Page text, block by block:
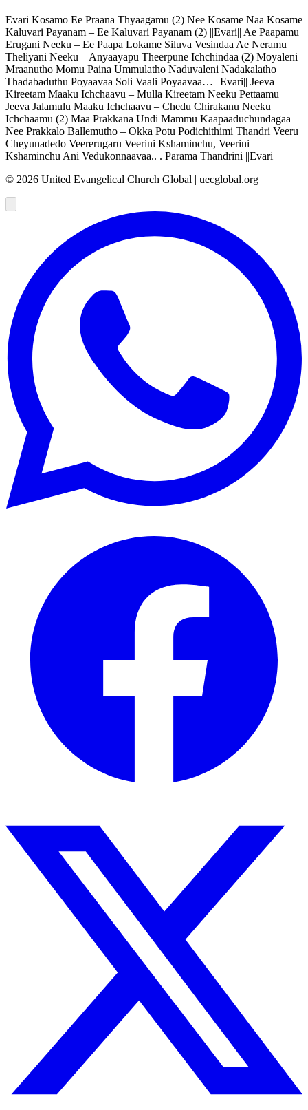
Evari Kosamo Ee Praana Thyaagamu (2) Nee Kosame Naa Kosame
Kaluvari Payanam – Ee Kaluvari Payanam (2) ||Evari|| Ae Paapamu
Erugani Neeku – Ee Paapa Lokame Siluva Vesindaa Ae Neramu
Theliyani Neeku – Anyaayapu Theerpune Ichchindaa (2) Moyaleni
Mraanutho Momu Paina Ummulatho Naduvaleni Nadakalatho
Thadabaduthu Poyaavaa Soli Vaali Poyaavaa… ||Evari|| Jeeva
Kireetam Maaku Ichchaavu – Mulla Kireetam Neeku Pettaamu
Jeeva Jalamulu Maaku Ichchaavu – Chedu Chirakanu Neeku
Ichchaamu (2) Maa Prakkana Undi Mammu Kaapaaduchundagaa
Nee Prakkalo Ballemutho – Okka Potu Podichithimi Thandri Veeru
Cheyunadedo Veererugaru Veerini Kshaminchu, Veerini
Kshaminchu Ani Vedukonnaavaa.. . Parama Thandrini ||Evari||
© 2026 United Evangelical Church Global | uecglobal.org